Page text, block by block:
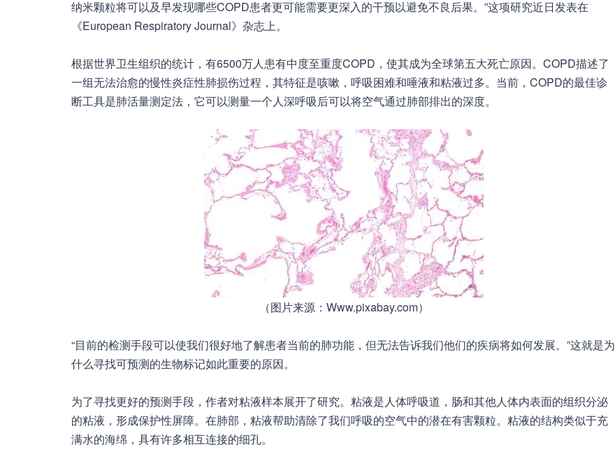
纳米颗粒将可以及早发现哪些COPD患者更可能需要更深入的干预以避免不良后果。”这项研究近日发表在
《European Respiratory Journal》杂志上。
根据世界卫生组织的统计，有6500万人患有中度至重度COPD，使其成为全球第五大死亡原因。COPD描述了
一组无法治愈的慢性炎症性肺损伤过程，其特征是咳嗽，呼吸困难和唾液和粘液过多。当前，COPD的最佳诊
断工具是肺活量测定法，它可以测量一个人深呼吸后可以将空气通过肺部排出的深度。
（图片来源：Www.pixabay.com）
“目前的检测手段可以使我们很好地了解患者当前的肺功能，但无法告诉我们他们的疾病将如何发展。”这就是为
什么寻找可预测的生物标记如此重要的原因。
为了寻找更好的预测手段，作者对粘液样本展开了研究。粘液是人体呼吸道，肠和其他人体内表面的组织分泌
的粘液，形成保护性屏障。在肺部，粘液帮助清除了我们呼吸的空气中的潜在有害颗粒。粘液的结构类似于充
满水的海绵，具有许多相互连接的细孔。